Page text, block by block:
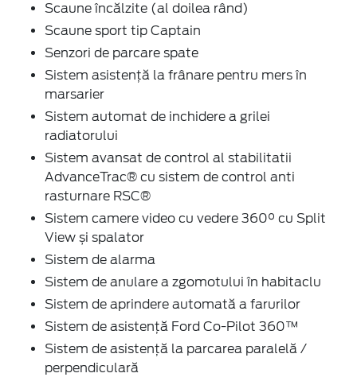
Scaune încălzite (al doilea rând)
Scaune sport tip Captain
Senzori de parcare spate
Sistem asistență la frânare pentru mers în
marsarier
Sistem automat de inchidere a grilei
radiatorului
Sistem avansat de control al stabilitatii
AdvanceTrac® cu sistem de control anti
rasturnare RSC®
Sistem camere video cu vedere 360° cu Split
View și spalator
Sistem de alarma
Sistem de anulare a zgomotului în habitaclu
Sistem de aprindere automată a farurilor
Sistem de asistență Ford Co-Pilot 360™
Sistem de asistență la parcarea paralelă /
perpendiculară